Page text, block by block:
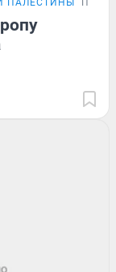
ПАЛЕСТИНЫ